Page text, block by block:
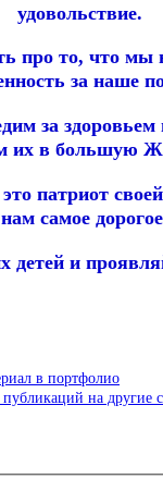
удовольствие.
про то, что мы
за наше
за здоровьем
их в большую
патриот
самое
детей и
в портфолио
на другие